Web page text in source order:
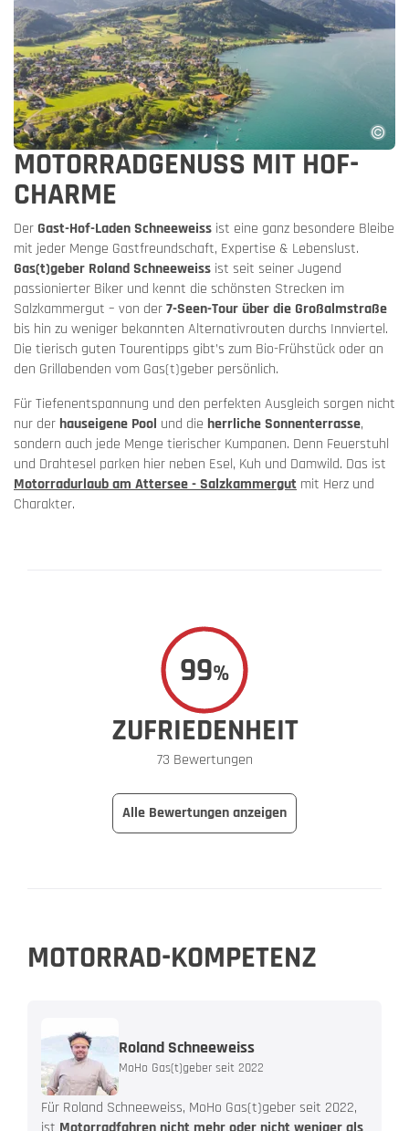
MOTORRADGENUSS MIT HOF-
CHARME
Der Gast-Hof-Laden Schneeweiss ist eine ganz besondere Bleibe
mit jeder Menge Gastfreundschaft, Expertise & Lebenslust.
Gas(t)geber Roland Schneeweiss ist seit seiner Jugend
passionierter Biker und kennt die schönsten Strecken im
Salzkammergut – von der7-Seen-Tour über die Großalmstraße
bis hin zu weniger bekannten Alternativrouten durchs Innviertel.
Die tierisch guten Tourentipps gibt’s zum Bio-Frühstück oder an
den Grillabenden vom Gas(t)geber persönlich.
Für Tiefenentspannung und den perfekten Ausgleich sorgen nicht
nur der hauseigene Pool und die herrliche Sonnenterrasse,
sondern auch jede Menge tierischer Kumpanen. Denn Feuerstuhl
und Drahtesel parken hier neben Esel, Kuh und Damwild. Das ist
Motorradurlaub am Attersee - Salzkammergut mit Herz und
Charakter.
99%
ZUFRIEDENHEIT
73 Bewertungen
Alle Bewertungen anzeigen
MOTORRAD-KOMPETENZ
Roland Schneeweiss
MoHo Gas(t)geber seit 2022
Für Roland Schneeweiss, MoHo Gas(t)geber seit 2022,